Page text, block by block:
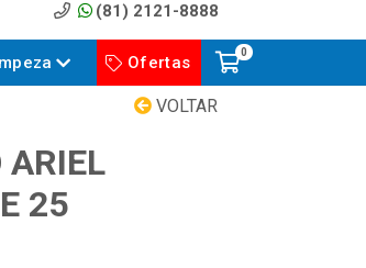
(81) 2121-8888
Ofertas
0
VOLTAR
ARIEL
25